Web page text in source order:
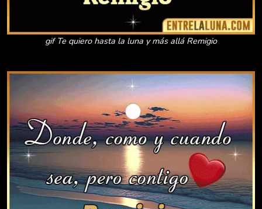
gif Te quiero hasta la luna y más allá Remigio